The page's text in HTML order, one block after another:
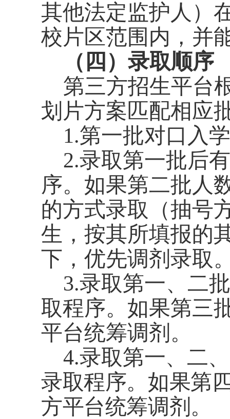
其他法定监护人）
校片区范围内， 并
（四）录取顺序
第三方招生平台
划片方案匹配相应
1.第一批对口入
2.录取第一批后
序。如果第二批 人
的方式录取（抽号
生，按其所填报的
下，优先调剂录取
3.录取第一、二
取程序。如果第三
平台统筹调剂。
4.录取第一、二、
录取程序。 如果第
方平台统筹调剂。